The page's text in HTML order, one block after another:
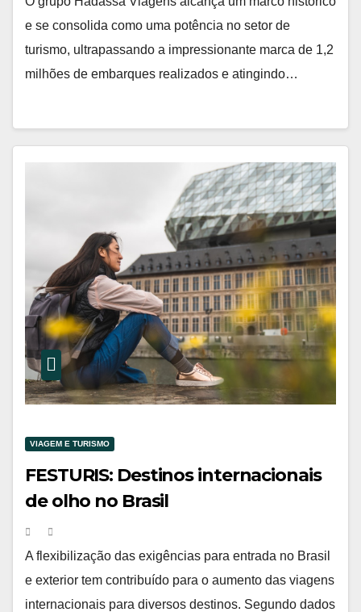
IMPLANTA BANCO DIGITAL COM
MAIS DE 300 SERVIÇOS
e se consolida como uma potência no setor de
turismo, ultrapassando a impressionante marca de 1,2
milhões de embarques realizados e atingindo…
VIAGEM E TURISMO
FESTURIS: Destinos internacionais
de olho no Brasil
A flexibilização das exigências para entrada no Brasil
e exterior tem contribuído para o aumento das viagens
internacionais para diversos destinos. Segundo dados